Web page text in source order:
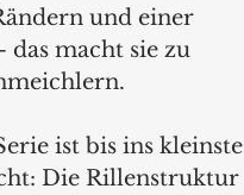
und einer
macht sie zu
ist bis ins kleinste
Die Rillenstruktur